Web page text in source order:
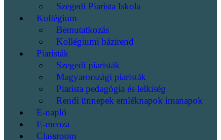
Szegedi Piarista Iskola
Kollégium
Bemutatkozás
Kollégiumi házirend
Piaristák
Szegedi piaristák
Magyarországi piaristák
Piarista pedagógia és lelkiség
Rendi ünnepek emléknapok imanapok
E-napló
E-menza
Classroom